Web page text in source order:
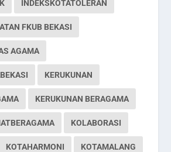
INDEKSKOTATOLERAN
FKUB BEKASI
AGAMA
KERUKUNAN
KERUKUNAN BERAGAMA
KOLABORASI
KOTAHARMONI KOTAMALANG